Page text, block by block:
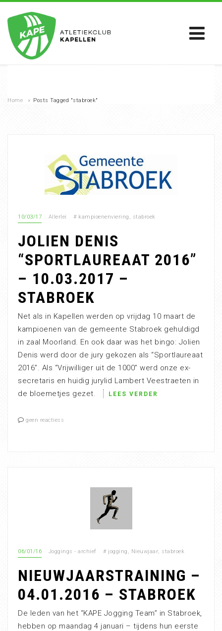
Home › Posts Tagged "stabroek"
10/03/17 Allerlei # kampioenenviering , stabroek
JOLIEN DENIS
“SPORTLAUREAAT 2016”
– 10.03.2017 –
STABROEK
Net als in Kapellen werden op vrijdag 10 maart de
kampioenen van de gemeente Stabroek gehuldigd
in zaal Moorland. En ook daar was het bingo: Jolien
Denis werd door de jury gekozen als “Sportlaureaat
2016”. Als “Vrijwilliger uit de 1000” werd onze ex-
secretaris en huidig jurylid Lambert Veestraeten in
de bloemetjes gezet.
LEES VERDER
geen reactiess
06/01/16 Joggings - archief # jogging , Nieuwjaar, stabroek
NIEUWJAARSTRAINING –
04.01.2016 – STABROEK
De leden van het “KAPE Jogging Team” in Stabroek,
hebben op maandag 4 januari – tijdens hun eerste